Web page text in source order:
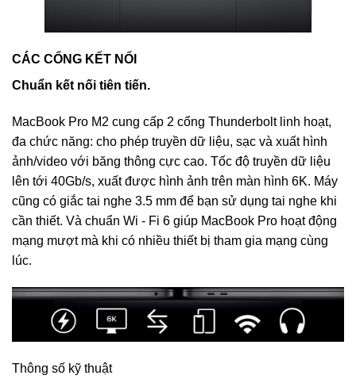
CÁC CỔNG KẾT NỐI
Chuẩn kết nối tiên tiến.
MacBook Pro M2 cung cấp 2 cổng Thunderbolt linh hoạt,
đa chức năng: cho phép truyền dữ liệu, sạc và xuất hình
ảnh/video với băng thông cực cao. Tốc độ truyền dữ liệu
lên tới 40Gb/s, xuất được hình ảnh trên màn hình 6K. Máy
cũng có giắc tai nghe 3.5 mm để bạn sử dụng tai nghe khi
cần thiết. Và chuẩn Wi ‑ Fi 6 giúp MacBook Pro hoạt động
mạng mượt mà khi có nhiều thiết bị tham gia mạng cùng
lúc.
Thông số kỹ thuật